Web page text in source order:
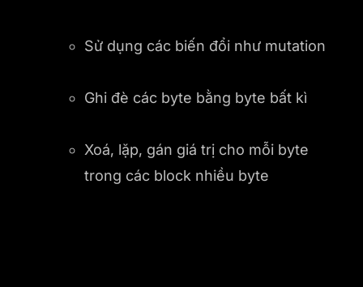
Sử dụng các biến đổi như mutation
Ghi đè các byte bằng byte bất kì
Xoá, lặp, gán giá trị cho mỗi byte
trong các block nhiều byte